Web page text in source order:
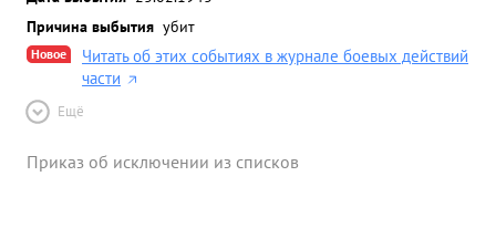
Причина выбытия убит
Новое
Читать об этих событиях в журнале боевых действий
части
Ещё
Приказ об исключении из списков